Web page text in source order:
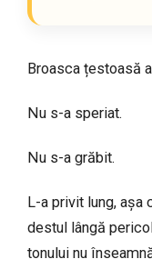
Broasca țestoasă
Nu s-a speriat.
Nu s-a grăbit.
L-a privit lung, așa
destul lângă
tonului nu